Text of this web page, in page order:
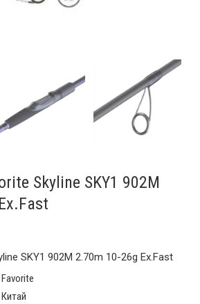
Skyline SKY1 902M
SKY1 902M 2.70m 10-26g Ex.Fast
Favorite
Китай